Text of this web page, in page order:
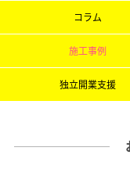
コラム
施工事例
独立開業支援